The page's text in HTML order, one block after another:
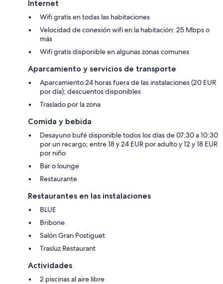
Internet
Wifi gratis en todas las habitaciones
Velocidad de conexión wifi en la habitación: 25 Mbps o
más
Wifi gratis disponible en algunas zonas comunes
Aparcamiento y servicios de transporte
Aparcamiento 24 horas fuera de las instalaciones (20 EUR
por día); descuentos disponibles
Traslado por la zona
Comida y bebida
Desayuno bufé disponible todos los días de 07:30 a 10:30
por un recargo; entre 18 y 24 EUR por adulto y 12 y 18 EUR
por niño
Bar o lounge
Restaurante
Restaurantes en las instalaciones
BLUE
Bribone
Salón Gran Postiguet
Trasluz Restaurant
Actividades
2 piscinas al aire libre